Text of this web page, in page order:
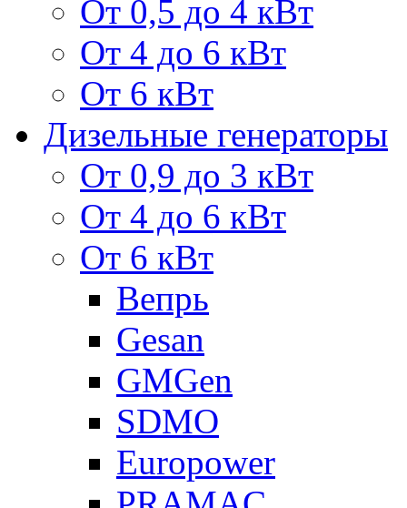
От 0,5 до 4 кВт
От 4 до 6 кВт
От 6 кВт
Дизельные генераторы
От 0,9 до 3 кВт
От 4 до 6 кВт
От 6 кВт
Вепрь
Gesan
GMGen
SDMO
Europower